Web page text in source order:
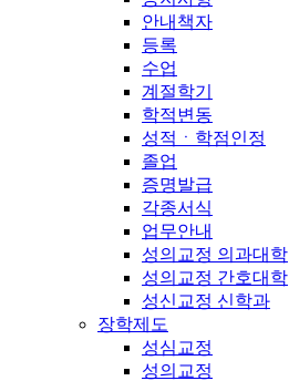
안내책자
등록
수업
계절학기
학적변동
성적ㆍ학점인정
졸업
증명발급
각종서식
업무안내
성의교정 의과대학
성의교정 간호대학
성신교정 신학과
장학제도
성심교정
성의교정